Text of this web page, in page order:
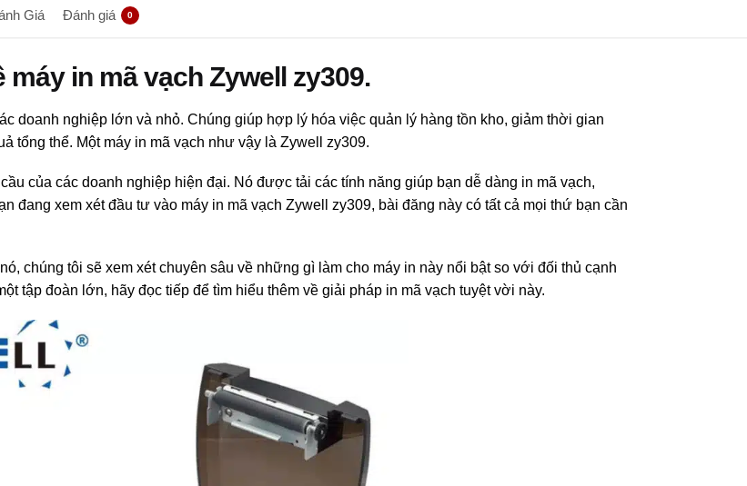
Giá Đánh giá 0
in mã vạch Zywell zy309.
doanh nghiệp lớn và nhỏ. Chúng giúp hợp lý hóa việc quản lý hàng tồn kho, giảm thời gian
tổng thể. Một máy in mã vạch như vậy là Zywell zy309.
của các doanh nghiệp hiện đại. Nó được tải các tính năng giúp bạn dễ dàng in mã vạch,
đang xem xét đầu tư vào máy in mã vạch Zywell zy309, bài đăng này có tất cả mọi thứ bạn cần
chúng tôi sẽ xem xét chuyên sâu về những gì làm cho máy in này nổi bật so với đối thủ cạnh
tập đoàn lớn, hãy đọc tiếp để tìm hiểu thêm về giải pháp in mã vạch tuyệt vời này.